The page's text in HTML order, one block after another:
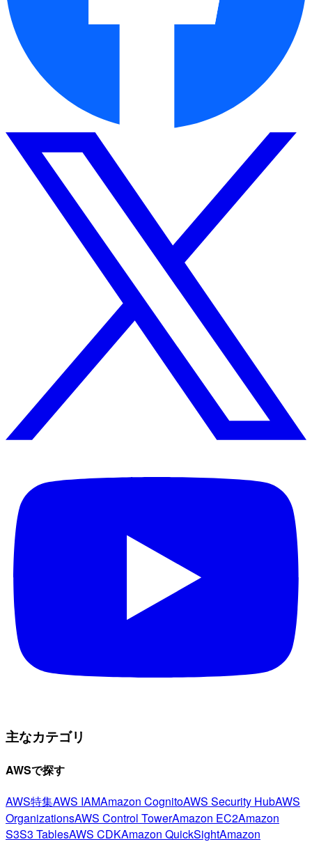
主なカテゴリ
AWSで探す
AWS特集AWS IAMAmazon CognitoAWS Security HubAWS
OrganizationsAWS Control TowerAmazon EC2Amazon
S3S3 TablesAWS CDKAmazon QuickSightAmazon